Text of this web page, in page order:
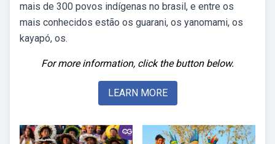
mais de 300 povos indígenas no brasil, e entre os
mais conhecidos estão os guarani, os yanomami, os
kayapó, os.
For more information, click the button below.
LEARN MORE